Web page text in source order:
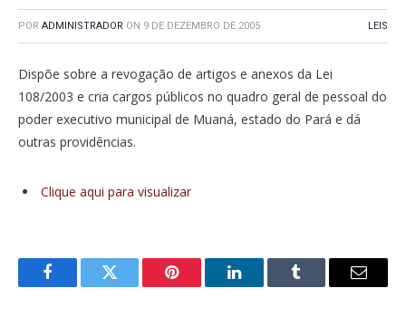
POR ADMINISTRADOR ON 9 DE DEZEMBRO DE 2005 LEIS
Dispõe sobre a revogação de artigos e anexos da Lei
108/2003 e cria cargos públicos no quadro geral de pessoal do
poder executivo municipal de Muaná, estado do Pará e dá
outras providências.
Clique aqui para visualizar
FacebookTwitter Pinterest LinkedInTumblr
E-